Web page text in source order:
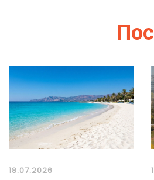
18.07.2026